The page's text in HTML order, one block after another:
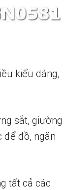
kiểu dáng,
sắt, giường
để đồ, ngăn
tất cả các